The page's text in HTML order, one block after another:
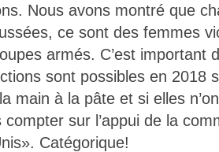
Nous avons montré que
ce sont des femmes
armés. C’est important
sont possibles en 2018
main à la pâte et si elles
sur l’appui de la
Catégorique!